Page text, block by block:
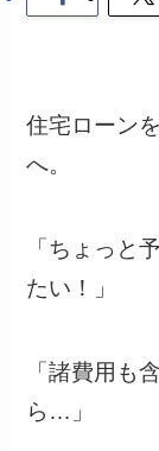
住宅ローン
へ。
「ちょっと
たい！」
「諸費用も
ら…」